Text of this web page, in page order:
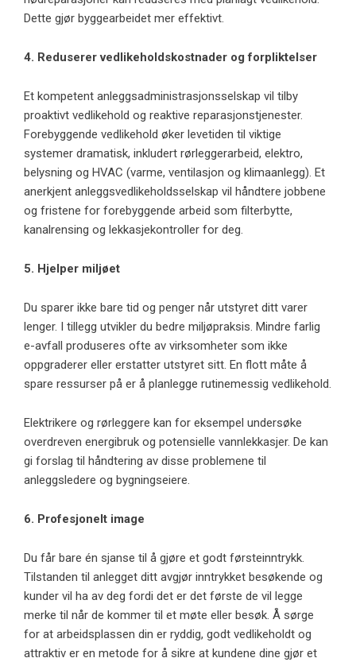
Dette gjør byggearbeidet mer effektivt.
4. Reduserer vedlikeholdskostnader og forpliktelser
Et kompetent anleggsadministrasjonsselskap vil tilby
proaktivt vedlikehold og reaktive reparasjonstjenester.
Forebyggende vedlikehold øker levetiden til viktige
systemer dramatisk, inkludert rørleggerarbeid, elektro,
belysning og HVAC (varme, ventilasjon og klimaanlegg). Et
anerkjent anleggsvedlikeholdsselskap vil håndtere jobbene
og fristene for forebyggende arbeid som filterbytte,
kanalrensing og lekkasjekontroller for deg.
5. Hjelper miljøet
Du sparer ikke bare tid og penger når utstyret ditt varer
lenger. I tillegg utvikler du bedre miljøpraksis. Mindre farlig
e-avfall produseres ofte av virksomheter som ikke
oppgraderer eller erstatter utstyret sitt. En flott måte å
spare ressurser på er å planlegge rutinemessig vedlikehold.
Elektrikere og rørleggere kan for eksempel undersøke
overdreven energibruk og potensielle vannlekkasjer. De kan
gi forslag til håndtering av disse problemene til
anleggsledere og bygningseiere.
6. Profesjonelt image
Du får bare én sjanse til å gjøre et godt førsteinntrykk.
Tilstanden til anlegget ditt avgjør inntrykket besøkende og
kunder vil ha av deg fordi det er det første de vil legge
merke til når de kommer til et møte eller besøk. Å sørge
for at arbeidsplassen din er ryddig, godt vedlikeholdt og
attraktiv er en metode for å sikre at kundene dine gjør et